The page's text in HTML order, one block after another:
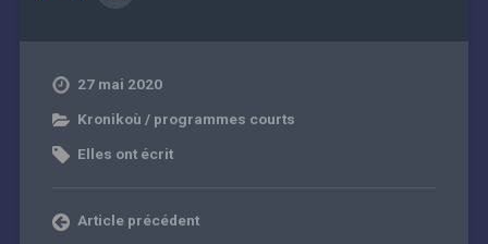
27 mai 2020
Kronikoù / programmes courts
Elles ont écrit
Article précédent